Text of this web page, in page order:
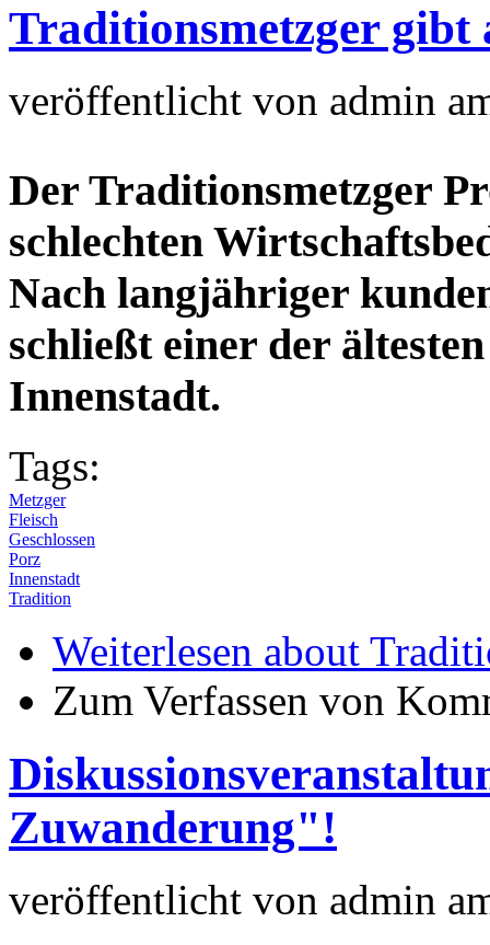
Traditionsmetzger gibt
veröffentlicht von admin
Der Traditionsmetzger
schlechten
Nach langjähriger
schließt einer der
Innenstadt.
Tags:
Metzger
Fleisch
Geschlossen
Porz
Innenstadt
Tradition
Weiterlesen about
Zum Verfassen von
Zuwanderung"!
veröffentlicht von admin